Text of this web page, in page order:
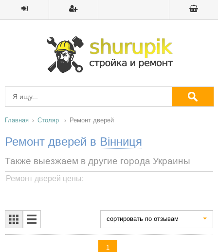
Главная Столяр Ремонт дверей
Ремонт дверей в Вінниця
Также выезжаем в другие города Украины
Ремонт дверей цены:
cортировать по отзывам
1